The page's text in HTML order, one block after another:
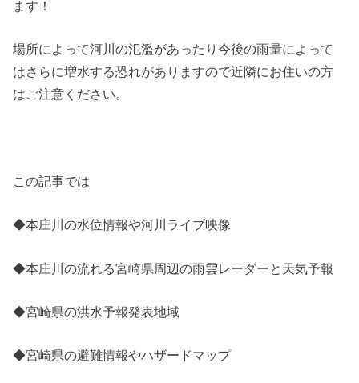
ます！
場所によって河川の氾濫があったり今後の雨量によって
はさらに増水する恐れがありますので近隣にお住いの方
はご注意ください。
この記事では
◆本庄川の水位情報や河川ライブ映像
◆本庄川の流れる宮崎県周辺の雨雲レーダーと天気予報
◆宮崎県の洪水予報発表地域
◆宮崎県の避難情報やハザードマップ